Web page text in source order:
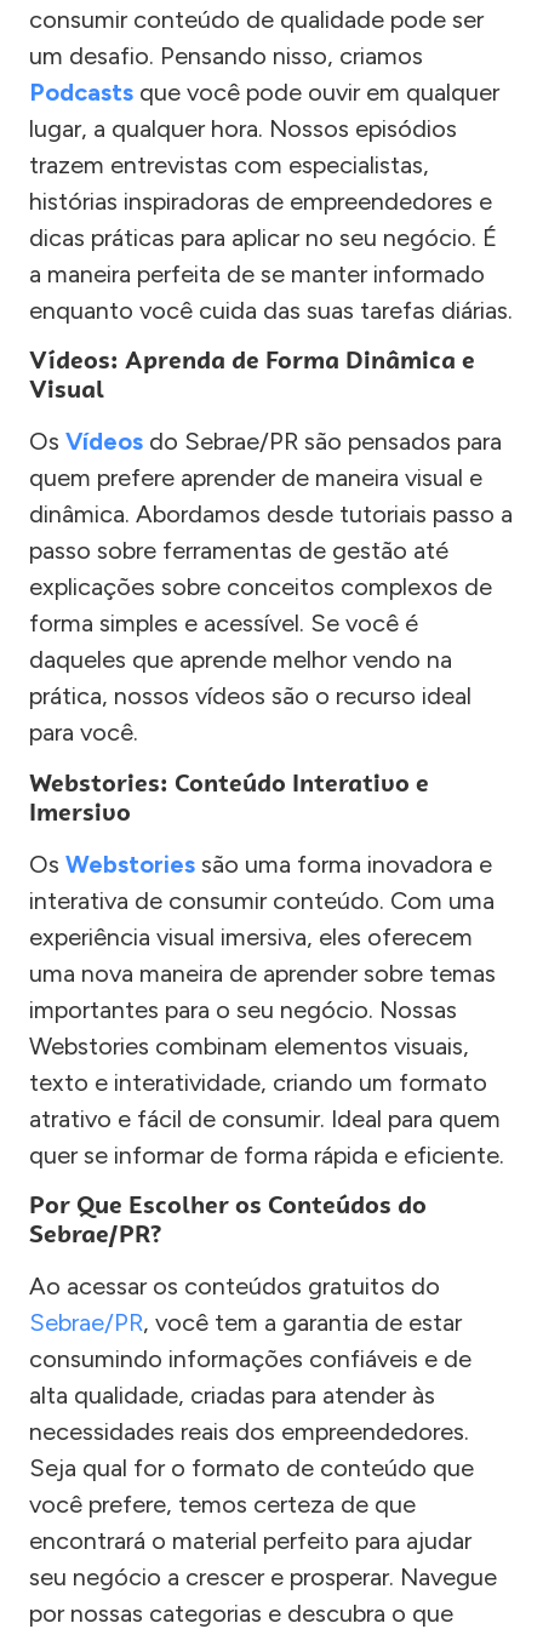
consumir conteúdo de qualidade pode ser
um desafio. Pensando nisso, criamos
Podcasts que você pode ouvir em qualquer
lugar, a qualquer hora. Nossos episódios
trazem entrevistas com especialistas,
histórias inspiradoras de empreendedores e
dicas práticas para aplicar no seu negócio. É
a maneira perfeita de se manter informado
enquanto você cuida das suas tarefas diárias.
Vídeos: Aprenda de Forma Dinâmica e
Visual
Os Vídeos do Sebrae/PR são pensados para
quem prefere aprender de maneira visual e
dinâmica. Abordamos desde tutoriais passo a
passo sobre ferramentas de gestão até
explicações sobre conceitos complexos de
forma simples e acessível. Se você é
daqueles que aprende melhor vendo na
prática, nossos vídeos são o recurso ideal
para você.
Webstories: Conteúdo Interativo e
Imersivo
Os Webstories são uma forma inovadora e
interativa de consumir conteúdo. Com uma
experiência visual imersiva, eles oferecem
uma nova maneira de aprender sobre temas
importantes para o seu negócio. Nossas
Webstories combinam elementos visuais,
texto e interatividade, criando um formato
atrativo e fácil de consumir. Ideal para quem
quer se informar de forma rápida e eficiente.
Por Que Escolher os Conteúdos do
Sebrae/PR?
Ao acessar os conteúdos gratuitos do
Sebrae/PR, você tem a garantia de estar
consumindo informações confiáveis e de
alta qualidade, criadas para atender às
necessidades reais dos empreendedores.
Seja qual for o formato de conteúdo que
você prefere, temos certeza de que
encontrará o material perfeito para ajudar
seu negócio a crescer e prosperar. Navegue
por nossas categorias e descubra o que